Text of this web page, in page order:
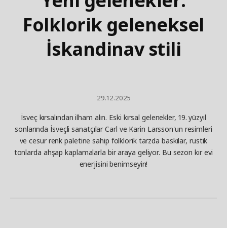
Folklorik geleneksel
İskandinav stili
29.12.2025
İsveç kırsalından ilham alın. Eski kırsal gelenekler, 19. yüzyıl
sonlarında İsveçli sanatçılar Carl ve Karin Larsson'un resimleri
ve cesur renk paletine sahip folklorik tarzda baskılar, rustik
tonlarda ahşap kaplamalarla bir araya geliyor. Bu sezon kır evi
enerjisini benimseyin!